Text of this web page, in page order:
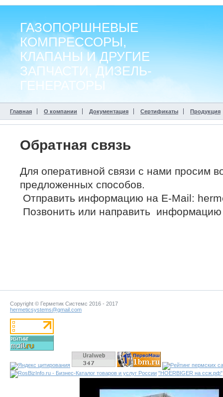
ГАЗОПОРШНЕВЫЕ
КОМПРЕССОРЫ,
КЛАПАНЫ И ДРУГИЕ
ЗАПЧАСТИ, ДИЗЕЛЬ-
ГЕНЕРАТОРЫ
Главная О компании Документация Сертификаты Продукция
Обратная связь
Для оперативной связи с нами просим
предложенных способов.
Отправить информацию на E-Mail:
Позвонить или направить
Copyright © Герметик Системс 2016 - 2017
hermeticsystems@gmail.com
"HOERBIGER на ссж.рф"